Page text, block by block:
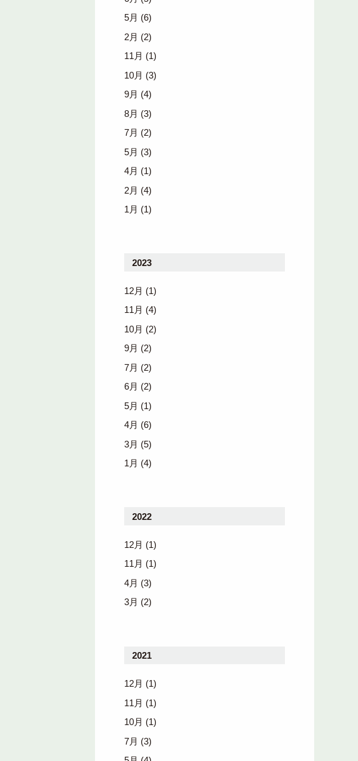
5月 (6)
2月 (2)
11月 (1)
10月 (3)
9月 (4)
8月 (3)
7月 (2)
5月 (3)
4月 (1)
2月 (4)
1月 (1)
2023
12月 (1)
11月 (4)
10月 (2)
9月 (2)
7月 (2)
6月 (2)
5月 (1)
4月 (6)
3月 (5)
1月 (4)
2022
12月 (1)
11月 (1)
4月 (3)
3月 (2)
2021
12月 (1)
11月 (1)
10月 (1)
7月 (3)